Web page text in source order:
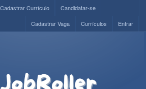
Cadastrar Currículo
Candidatar-se
Entrar
Currículos
Cadastrar Vaga